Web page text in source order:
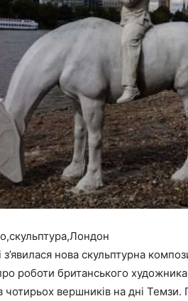
нова скульптурна
роботи британського
чотирьох вершників на дні